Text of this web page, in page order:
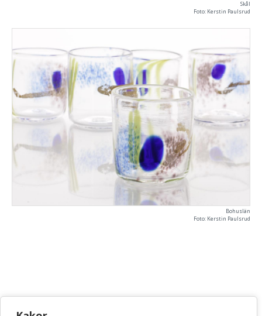
Skål
Foto: Kerstin Paulsrud
Bohuslän
Foto: Kerstin Paulsrud
KONSTHANTVERKSCENTRUM